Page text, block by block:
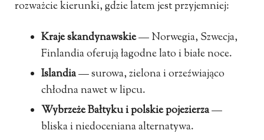
rozważcie kierunki, gdzie latem jest przyjemniej:
Kraje skandynawskie— Norwegia, Szwecja,
Finlandia oferują łagodne lato i białe noce.
Islandia— surowa, zielona i orzeźwiająco
chłodna nawet w lipcu.
Wybrzeże Bałtyku i polskie pojezierza—
bliska i niedoceniana alternatywa.